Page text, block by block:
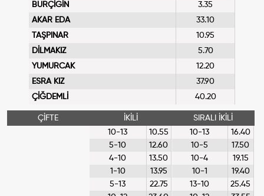
BURÇİGİN
3.35
AKAR EDA
33.10
TAŞPINAR
10.95
DİLMAKIZ
5.70
YUMURCAK
12.20
ESRA KIZ
37.90
ÇİĞDEMLİ
40.20
ÇİFTE
İKİLİ
10-13
10.55
5-10
12.60
4-10
13.50
1-10
13.95
5-13
22.75
SIRALI İKİLİ
10-13
16.40
10-5
17.50
10-4
19.15
10-1
19.40
13-10
25.45